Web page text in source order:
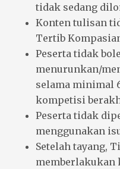
tidak sedang
Konten tulisan
Tertib
Peserta tidak
menurunkan/
selama minimal
kompetisi
Peserta tidak
menggunakan
Setelah tayang,
memberlakukan